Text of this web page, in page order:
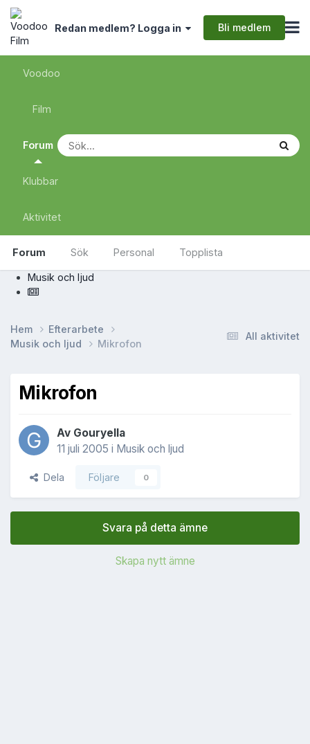
Redan medlem? Logga in Bli medlem
Voodoo
Film
Forum
Forum Sök Personal Topplista
Klubbar
Aktivitet
Musik och ljud
All aktivitet
Hem
Efterarbete
Musik och ljud
Mikrofon
Mikrofon
Av Gouryella
11 juli 2005 i Musik och ljud
Dela Följare 0
Svara på detta ämne
Skapa nytt ämne